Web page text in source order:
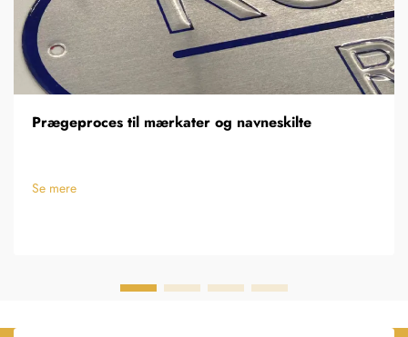
Prægeproces til mærkater og navneskilte
Se mere